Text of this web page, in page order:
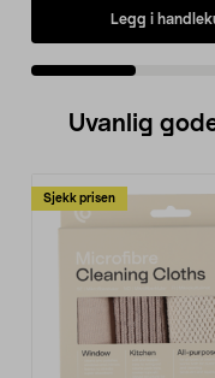
Legg i
Uvanlig
Sjekk prisen